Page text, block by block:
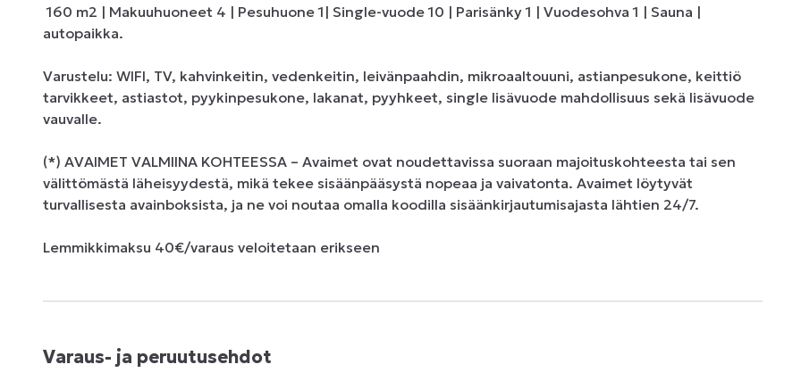
160 m2 | Makuuhuoneet 4 | Pesuhuone 1| Single-vuode 10 | Parisänky 1 | Vuodesohva 1 | Sauna |
autopaikka.
Varustelu: WIFI, TV, kahvinkeitin, vedenkeitin, leivänpaahdin, mikroaaltouuni, astianpesukone, keittiö
tarvikkeet, astiastot, pyykinpesukone, lakanat, pyyhkeet, single lisävuode mahdollisuus sekä lisävuode
vauvalle.
(*) AVAIMET VALMIINA KOHTEESSA – Avaimet ovat noudettavissa suoraan majoituskohteesta tai sen
välittömästä läheisyydestä, mikä tekee sisäänpääsystä nopeaa ja vaivatonta. Avaimet löytyvät
turvallisesta avainboksista, ja ne voi noutaa omalla koodilla sisäänkirjautumisajasta lähtien 24/7.
Lemmikkimaksu 40€/varaus veloitetaan erikseen
Varaus- ja peruutusehdot